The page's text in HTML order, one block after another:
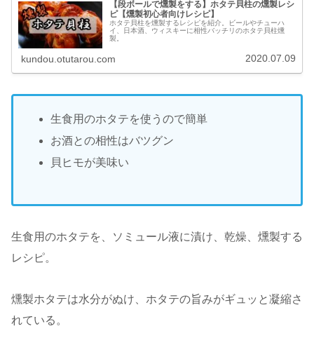
【段ボールで燻製をする】ホタテ貝柱の燻製レシ
ピ【燻製初心者向けレシピ】
ホタテ貝柱を燻製するレシピを紹介。ビールやチューハ
イ、日本酒、ウィスキーに相性バッチリのホタテ貝柱燻
製。
kundou.otutarou.com 2020.07.09
生食用のホタテを使うので簡単
お酒との相性はバツグン
貝ヒモが美味い
生食用のホタテを、ソミュール液に漬け、乾燥、燻製する
レシピ。
燻製ホタテは水分がぬけ、ホタテの旨みがギュッと凝縮さ
れている。